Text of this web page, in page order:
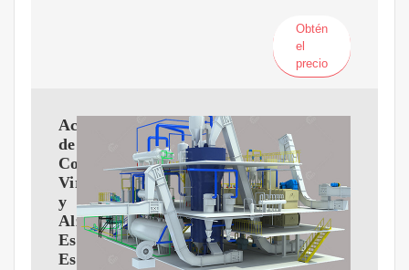
Obtén
el
precio
Aceite
de
Coco
Virgen
y
Alzheimer:
Estudio
Espa?